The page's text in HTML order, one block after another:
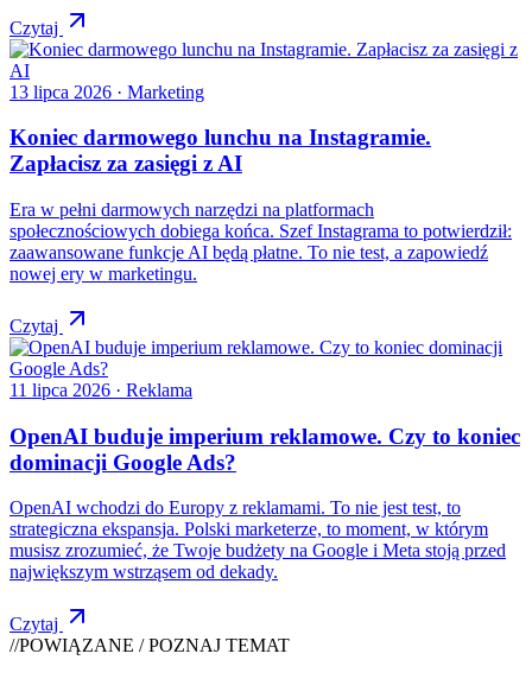
Czytaj
13 lipca 2026 · Marketing
Koniec darmowego lunchu na Instagramie.
Zapłacisz za zasięgi z AI
Era w pełni darmowych narzędzi na platformach
społecznościowych dobiega końca. Szef Instagrama to potwierdził:
zaawansowane funkcje AI będą płatne. To nie test, a zapowiedź
nowej ery w marketingu.
Czytaj
11 lipca 2026 · Reklama
OpenAI buduje imperium reklamowe. Czy to koniec
dominacji Google Ads?
OpenAI wchodzi do Europy z reklamami. To nie jest test, to
strategiczna ekspansja. Polski marketerze, to moment, w którym
musisz zrozumieć, że Twoje budżety na Google i Meta stoją przed
największym wstrząsem od dekady.
Czytaj
//POWIĄZANE / POZNAJ TEMAT